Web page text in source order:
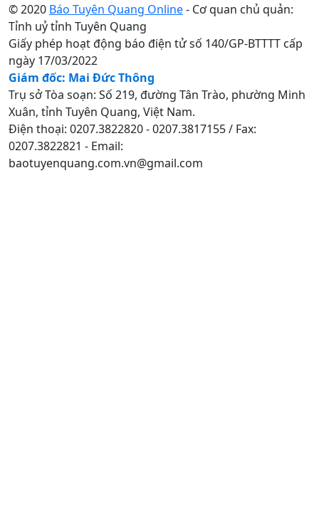
© 2020 Báo Tuyên Quang Online- Cơ quan chủ quản:
Tỉnh uỷ tỉnh Tuyên Quang
Giấy phép hoạt động báo điện tử số 140/GP-BTTTT cấp
ngày 17/03/2022
Giám đốc: Mai Đức Thông
Trụ sở Tòa soạn: Số 219, đường Tân Trào, phường Minh
Xuân, tỉnh Tuyên Quang, Việt Nam.
Điện thoại: 0207.3822820 - 0207.3817155 / Fax:
0207.3822821 - Email:
baotuyenquang.com.vn@gmail.com